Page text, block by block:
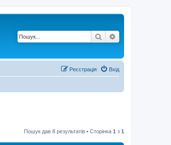
Пошук
Вхід
Реєстрація
Пошук дав 8 результатів • Сторінка 1 з 1